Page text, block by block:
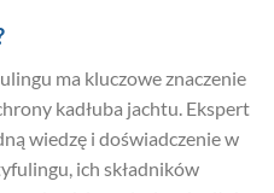
ma kluczowe znaczenie
kadłuba jachtu. Ekspert
wiedzę i doświadczenie w
ich składników